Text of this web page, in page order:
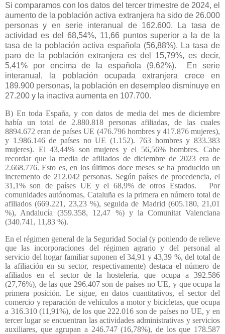
Si comparamos con los datos del tercer trimestre de 2024, el
aumento de la población activa extranjera ha sido de 26.000
personas y en serie interanual de 162.600. La tasa de
actividad es del 68,54%, 11,66 puntos superior a la de la
tasa de la población activa española (56,88%). La tasa de
paro de la población extranjera es del 15,79%, es decir,
5,41% por encima de la española (9,62%).
En serie
interanual, la población ocupada extranjera crece en
189.900 personas, la población en desempleo disminuye en
27.200 y la inactiva aumenta en 107.700.
B) En toda España, y con datos de media del mes de diciembre
había un total de 2.880.818 personas afiliadas, de las cuales
8894.672 eran de países UE (476.796 hombres y 417.876 mujeres),
y 1.986.146 de países no UE (1.152). 763 hombres y 833.383
mujeres). El 43,44% son mujeres y el 56,56% hombres. Cabe
recordar que la media de afiliados de diciembre de 2023 era de
2.668.776. Esto es, en los últimos doce meses se ha producido un
incremento de 212.042 personas. Según países de procedencia, el
31,1% son de países UE y el 68,9% de otros Estados.
Por
comunidades autónomas, Cataluña es la primera en número total de
afiliados (669.221, 23,23 %), seguida de Madrid (605.180, 21,01
%), Andalucía (359.358, 12,47 %) y la Comunitat Valenciana
(340.741, 11,83 %).
En el régimen general de la Seguridad Social (y poniendo de relieve
que las incorporaciones del régimen agrario y del personal al
servicio del hogar familiar suponen el 34,91 y 43,39 %, del total de
la afiliación en su sector, respectivamente) destaca el número de
afiliados en el sector de la hostelería, que ocupa a 392.586
(27,76%), de las que 296.407 son de países no UE, y que ocupa la
primera posición. Le sigue, en datos cuantitativos, el sector del
comercio y reparación de vehículos a motor y bicicletas, que ocupa
a 316.310 (11,91%), de los que 222.016 son de países no UE, y en
tercer lugar se encuentran las actividades administrativas y servicios
auxiliares, que agrupan a 246.747 (16,78%), de los que 178.587